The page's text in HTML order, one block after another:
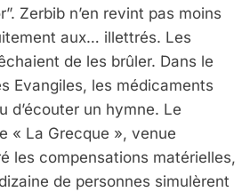
Zerbib n’en revint pas moins
aux… illettrés. Les
de les brûler. Dans le
Evangiles, les médicaments
d’écouter un hymne. Le
« La Grecque », venue
les compensations matérielles,
de personnes simulèrent